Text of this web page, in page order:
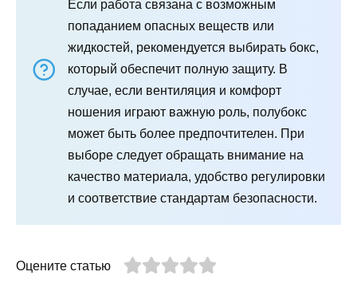
Если работа связана с возможным
попаданием опасных веществ или
жидкостей, рекомендуется выбирать бокс,
который обеспечит полную защиту. В
случае, если вентиляция и комфорт
ношения играют важную роль, полубокс
может быть более предпочтителен. При
выборе следует обращать внимание на
качество материала, удобство регулировки
и соответствие стандартам безопасности.
Оцените статью